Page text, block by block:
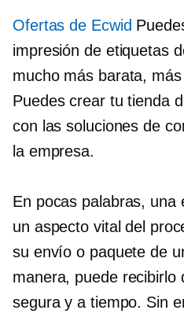
Ofertas de Ecwid
impresión de etiquetas
mucho más barata,
Puedes crear tu tienda
con las soluciones de
la empresa.
En pocas palabras, una
un aspecto vital del
su envío o paquete de
manera, puede recibirlo
segura y a tiempo. Sin